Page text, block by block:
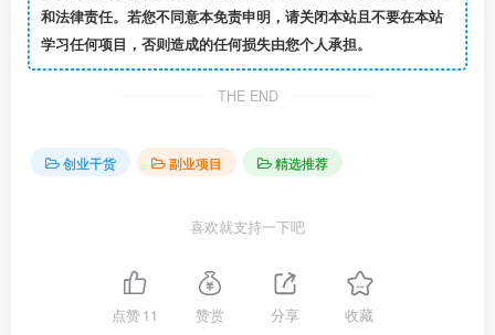
和法律责任。若您不同意本免责申明，请关闭本站且不要在本站
学习任何项目，否则造成的任何损失由您个人承担。
THE END
创业干货 副业项目 精选推荐
喜欢就支持一下吧
点赞11 赞赏 分享 收藏